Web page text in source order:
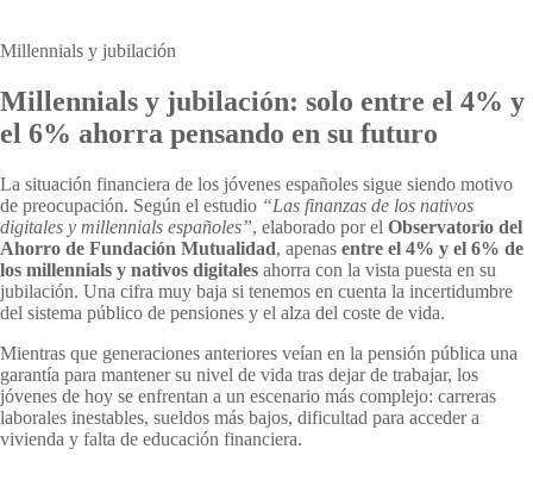
Millennials y jubilación
Millennials y jubilación: solo entre el 4% y
el 6% ahorra pensando en su futuro
La situación financiera de los jóvenes españoles sigue siendo motivo
de preocupación. Según el estudio “Las finanzas de los nativos
digitales y millennials españoles”, elaborado por el Observatorio del
Ahorro de Fundación Mutualidad, apenas entre el 4% y el 6% de
los millennials y nativos digitales ahorra con la vista puesta en su
jubilación. Una cifra muy baja si tenemos en cuenta la incertidumbre
del sistema público de pensiones y el alza del coste de vida.
Mientras que generaciones anteriores veían en la pensión pública una
garantía para mantener su nivel de vida tras dejar de trabajar, los
jóvenes de hoy se enfrentan a un escenario más complejo: carreras
laborales inestables, sueldos más bajos, dificultad para acceder a
vivienda y falta de educación financiera.